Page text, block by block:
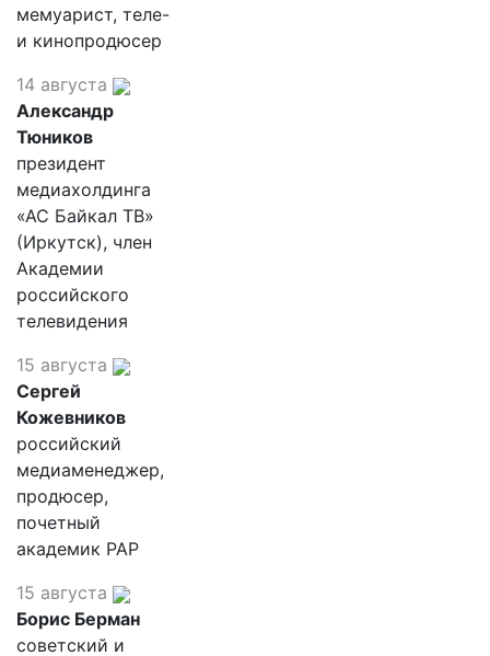
мемуарист, теле-
и кинопродюсер
14 августа
Александр
Тюников
президент
медиахолдинга
«АС Байкал ТВ»
(Иркутск), член
Академии
российского
телевидения
15 августа
Сергей
Кожевников
российский
медиаменеджер,
продюсер,
почетный
академик РАР
15 августа
Борис Берман
советский и